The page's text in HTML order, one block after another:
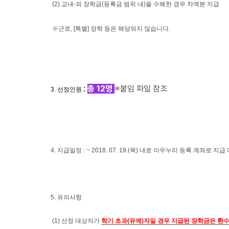
(2) 교내-외 장학금(등록금 범위 내)을 수혜한 경우 차액분 지급
※근로, [특별] 장학 등은 해당되지 않습니다.
3. 선정인원 : 총 12명 ※붙임 파일 참조
4. 지급일정 : ~ 2018. 07. 19.(목) 내로 아우누리 등록 계좌로 지급
5. 유의사항
(1) 선정 대상자가 학기 초과(유예)자일 경우 지급된 장학금은 환